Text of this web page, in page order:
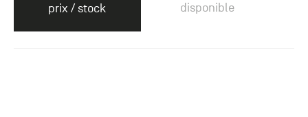
prix / stock
disponible